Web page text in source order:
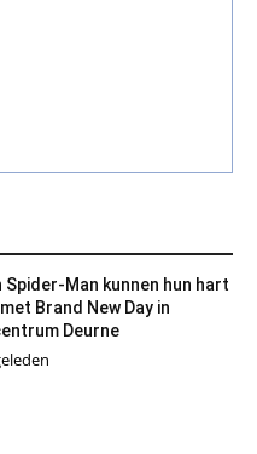
Spider-Man kunnen hun hart
Brand New Day in
Deurne